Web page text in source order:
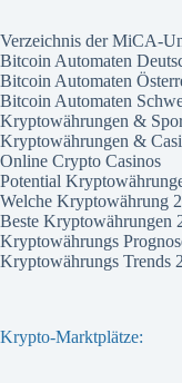
Verzeichnis der MiCA-
Bitcoin Automaten
Bitcoin Automaten
Bitcoin Automaten
Kryptowährungen &
Kryptowährungen &
Online Crypto Casinos
Potential
Welche Kryptowährung
Beste Kryptowährungen
Kryptowährungs
Kryptowährungs Trends
Krypto-Marktplätze: